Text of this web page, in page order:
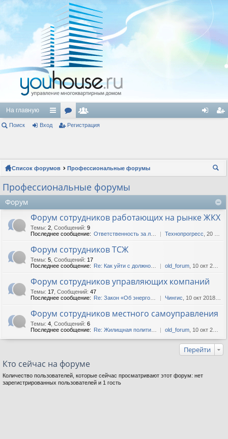
На главную
с
и
ор ол
ат
ел
ац
Поиск Вход Регистрация
Список форумов
Профессиональные форумы
Профессиональные форумы
Форум
Форум сотрудников работающих на рынке ЖКХ
Темы: 2 Сообщений: 9
Последнее сообщение: Ответственность за лифты Технопрогресс , 20 окт 2020, 09:51
Форум сотрудников ТСЖ
Темы: 5 Сообщений: 17
Последнее сообщение: Re: Как уйти с должности пр... old_forum , 10 окт 2015, 15:16
Форум сотрудников управляющих компаний
Темы: 17 Сообщений: 47
Последнее сообщение: Re: Закон «Об энергосбереже... Чингис , 10 окт 2018, 06:22
Форум сотрудников местного самоуправления
Темы: 4 Сообщений: 6
Последнее сообщение: Re: Жилищная политика. Реко... old_forum , 10 окт 2015, 16:45
Перейти
Кто сейчас на форуме
Количество пользователей, которые сейчас просматривают этот форум: нет
зарегистрированных пользователей и 1 гость